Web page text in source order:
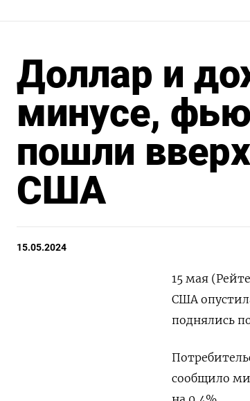
Доллар и
минусе,
пошли
США
15.05.2024
15 мая
США
поднялись
сообщило